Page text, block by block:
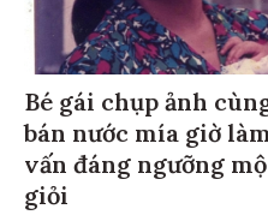
Bé gái chụp ảnh
bán nước mía giờ
vấn đáng ngưỡng
giỏi